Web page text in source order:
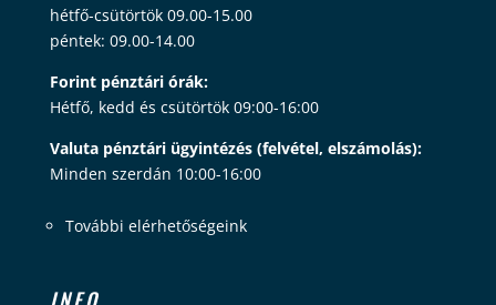
hétfő-csütörtök 09.00-15.00
péntek: 09.00-14.00
Forint pénztári órák:
Hétfő, kedd és csütörtök 09:00-16:00
Valuta pénztári ügyintézés (felvétel, elszámolás):
Minden szerdán 10:00-16:00
További elérhetőségeink